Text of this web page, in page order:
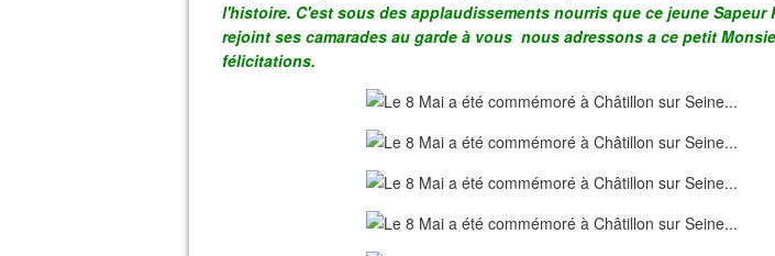
l'histoire. C'est sous des applaudissements nourris que ce jeune Sapeur
rejoint ses camarades au garde à vous nous adressons a ce petit
félicitations.